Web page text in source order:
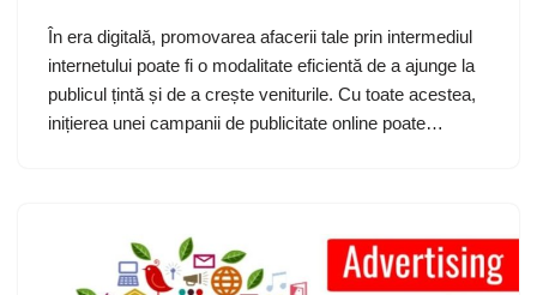
În era digitală, promovarea afacerii tale prin intermediul
internetului poate fi o modalitate eficientă de a ajunge la
publicul țintă și de a crește veniturile. Cu toate acestea,
inițierea unei campanii de publicitate online poate…